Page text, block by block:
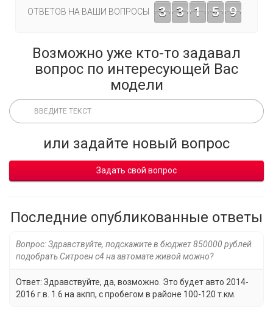
ОТВЕТОВ НА ВАШИ ВОПРОСЫ 3 3 1 5 9
Возможно уже кто-то задавал
вопрос по интересующей Вас
модели
или задайте новый вопрос
Задать свой вопрос
Последние опубликованные ответы
Вопрос: Здравствуйте, подскажите в бюджет 850000 рублей
подобрать Ситроен с4 на автомате живой можно?
Ответ: Здравствуйте, да, возможно. Это будет авто 2014-
2016 г.в. 1.6 на акпп, с пробегом в районе 100-120 т.км.